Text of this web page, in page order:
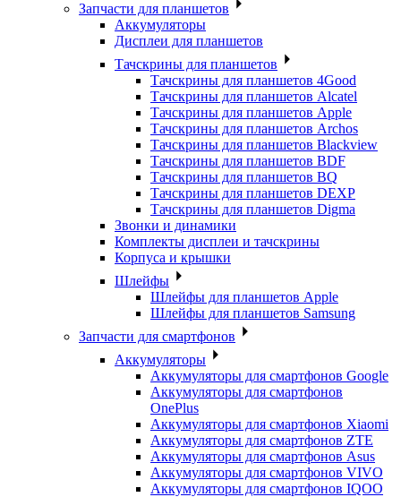
Запчасти для планшетов
Аккумуляторы
Дисплеи для планшетов
Тачскрины для планшетов
Тачскрины для планшетов 4Good
Тачскрины для планшетов Alcatel
Тачскрины для планшетов Apple
Тачскрины для планшетов Archos
Тачскрины для планшетов Blackview
Тачскрины для планшетов BDF
Тачскрины для планшетов BQ
Тачскрины для планшетов DEXP
Тачскрины для планшетов Digma
Звонки и динамики
Комплекты дисплеи и тачскрины
Корпуса и крышки
Шлейфы
Шлейфы для планшетов Apple
Шлейфы для планшетов Samsung
Запчасти для смартфонов
Аккумуляторы
Аккумуляторы для смартфонов Google
Аккумуляторы для смартфонов
OnePlus
Аккумуляторы для смартфонов Xiaomi
Аккумуляторы для смартфонов ZTE
Аккумуляторы для cмартфонов Asus
Аккумуляторы для смартфонов VIVO
Аккумуляторы для смартфонов IQOO